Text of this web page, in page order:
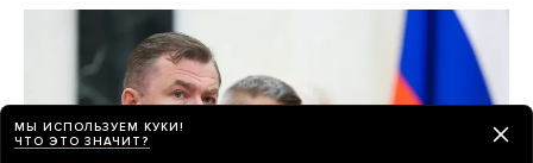
МЫ ИСПОЛЬЗУЕМ КУКИ!
ЧТО ЭТО ЗНАЧИТ?